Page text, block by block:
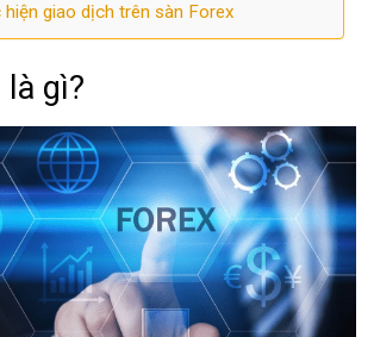
giao dịch trên sàn Forex
là gì?